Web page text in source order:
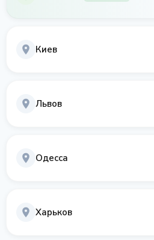
Киев
Львов
Одесса
Харьков